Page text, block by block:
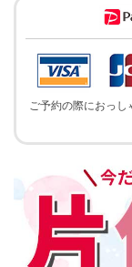
ご予約の際におっ